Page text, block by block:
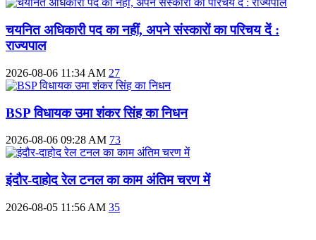
चयनित अधिकारी पद का नहीं, अपने संस्कारों का परिचय दें :
राज्यपाल
2026-08-06 11:34 AM 27
BSP विधायक उमा शंकर सिंह का निधन
2026-08-06 09:28 AM 73
इंदौर-दाहोद रेल टनल का काम अंतिम चरण में
2026-08-05 11:56 AM 35